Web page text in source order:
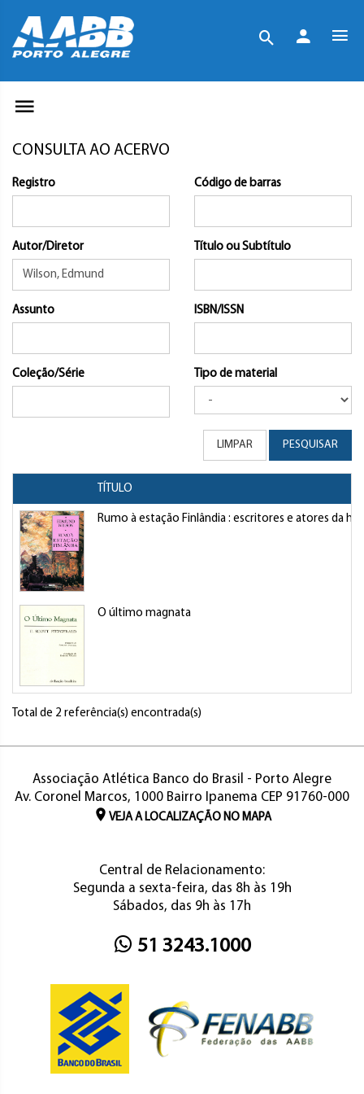
CONSULTA AO ACERVO
Registro Código de barras
Autor/Diretor Título ou Subtítulo
Assunto ISBN/ISSN
Coleção/Série Tipo de material
LIMPAR PESQUISAR
TÍTULO
Rumo à estação Finlândia : escritores e atores da
O último magnata
Total de 2 referência(s) encontrada(s)
Associação Atlética Banco do Brasil - Porto Alegre
Av. Coronel Marcos, 1000 Bairro Ipanema CEP 91760-000
VEJA A LOCALIZAÇÃO NO MAPA
Central de Relacionamento:
Segunda a sexta-feira, das 8h às 19h
Sábados, das 9h às 17h
51 3243.1000